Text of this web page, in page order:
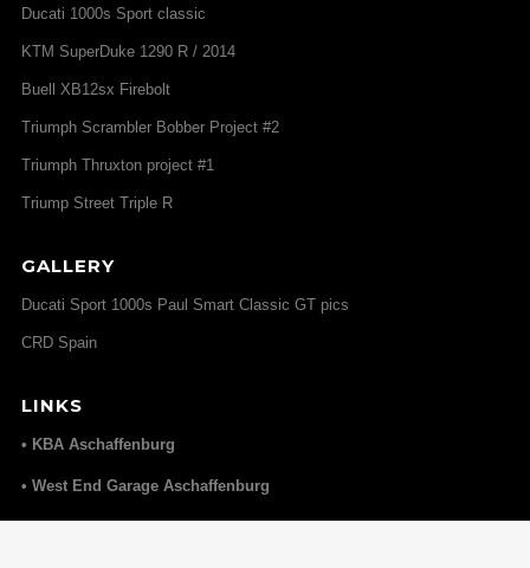
Ducati 1000s Sport classic
KTM SuperDuke 1290 R / 2014
Buell XB12sx Firebolt
Triumph Scrambler Bobber Project #2
Triumph Thruxton project #1
Triump Street Triple R
GALLERY
Ducati Sport 1000s Paul Smart Classic GT pics
CRD Spain
LINKS
• KBA Aschaffenburg
• West End Garage Aschaffenburg
• Elmoko